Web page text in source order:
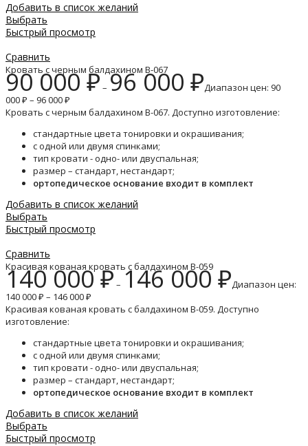
Добавить в список желаний
Выбрать
Быстрый просмотр
Сравнить
Кровать с черным балдахином B-067
90 000₽– 96 000 ₽Диапазон цен: 90
000 ₽ – 96 000 ₽
Кровать с черным балдахином B-067. Доступно изготовление:
стандартные цвета тонировки и окрашивания;
с одной или двумя спинками;
тип кровати - одно- или двуспальная;
размер – стандарт, нестандарт;
ортопедическое основание входит в комплект
Добавить в список желаний
Выбрать
Быстрый просмотр
Сравнить
Красивая кованая кровать с балдахином B-059
140 000₽– 146 000₽Диапазон цен:
140 000 ₽ – 146 000 ₽
Красивая кованая кровать с балдахином B-059. Доступно
изготовление:
стандартные цвета тонировки и окрашивания;
с одной или двумя спинками;
тип кровати - одно- или двуспальная;
размер – стандарт, нестандарт;
ортопедическое основание входит в комплект
Добавить в список желаний
Выбрать
Быстрый просмотр